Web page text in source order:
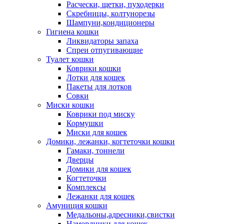
Расчески, щетки, пуходерки
Скребницы, колтунорезы
Шампуни,кондиционеры
Гигиена кошки
Ликвидаторы запаха
Спреи отпугивающие
Туалет кошки
Коврики кошки
Лотки для кошек
Пакеты для лотков
Совки
Миски кошки
Коврики под миску
Кормушки
Миски для кошек
Домики, лежанки, когтеточки кошки
Гамаки, тоннели
Дверцы
Домики для кошек
Когтеточки
Комплексы
Лежанки для кошек
Амуниция кошки
Медальоны,адресники,свистки